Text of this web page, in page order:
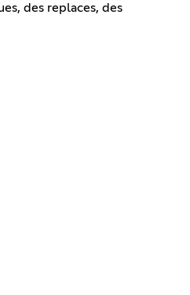
des replaces, des